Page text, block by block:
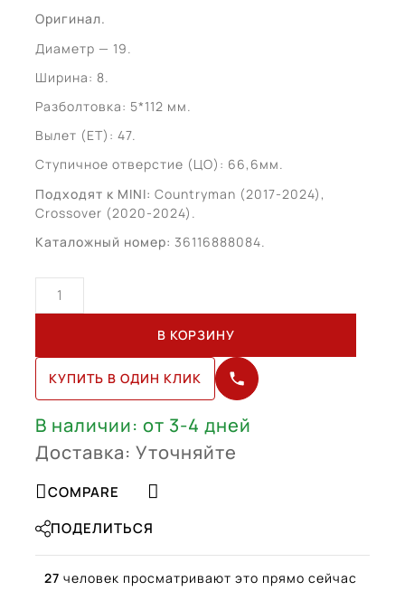
Оригинал.
Диаметр — 19.
Ширина: 8.
Разболтовка: 5*112 мм.
Вылет (ET): 47.
Ступичное отверстие (ЦО): 66,6мм.
Подходят к MINI: Countryman (2017-2024),
Crossover (2020-2024).
Каталожный номер: 36116888084.
Количество
товара
R19
(36116888084)
В КОРЗИНУ
КУПИТЬ В ОДИН КЛИК
В наличии: от 3-4 дней
Доставка: Уточняйте
COMPARE
ПОДЕЛИТЬСЯ
27 человек просматривают это прямо сейчас